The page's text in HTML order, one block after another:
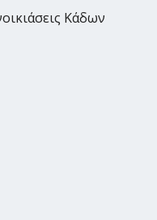
Κάδων